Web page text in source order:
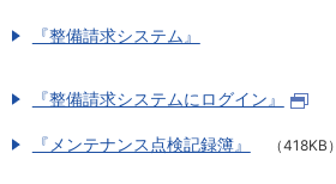
『整備請求システム』
『整備請求システムにログイン』
『メンテナンス点検記録簿』 （418KB）